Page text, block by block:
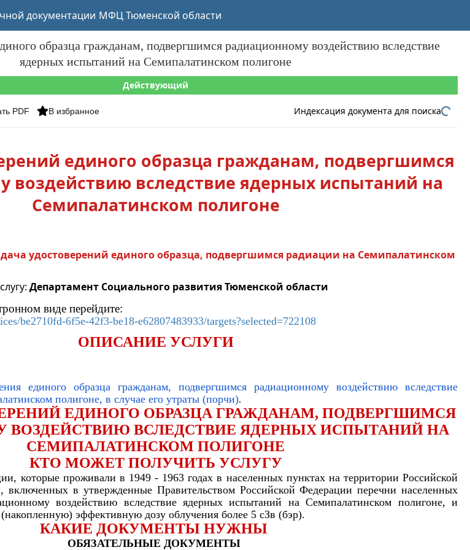
документации МФЦ Тюменской области
образца гражданам, подвергшимся радиационному воздействию вследствие
ядерных испытаний на Семипалатинском полигоне
Действующий
PDF В избранное Индексация документа для поиска
единого образца гражданам, подвергшимся
воздействию вследствие ядерных испытаний на
Семипалатинском полигоне
удостоверений единого образца, подвергшимся радиации на Семипалатинском
Департамент Социального развития Тюменской области
виде перейдите:
be2710fd-6f5e-42f3-be18-e62807483933/targets?selected=722108
ОПИСАНИЕ УСЛУГИ
единого образца гражданам, подвергшимся радиационному воздействию вследствие
полигоне, в случае его утраты (порчи).
ЕДИНОГО ОБРАЗЦА ГРАЖДАНАМ, ПОДВЕРГШИМСЯ
ВОЗДЕЙСТВИЮ ВСЛЕДСТВИЕ ЯДЕРНЫХ ИСПЫТАНИЙ НА
СЕМИПАЛАТИНСКОМ ПОЛИГОНЕ
КТО МОЖЕТ ПОЛУЧИТЬ УСЛУГУ
которые проживали в 1949 - 1963 годах в населенных пунктах на территории Российской
включенных в утвержденные Правительством Российской Федерации перечни населенных
воздействию вследствие ядерных испытаний на Семипалатинском полигоне, и
эффективную дозу облучения более 5 сЗв (бэр).
КАКИЕ ДОКУМЕНТЫ НУЖНЫ
ОБЯЗАТЕЛЬНЫЕ ДОКУМЕНТЫ